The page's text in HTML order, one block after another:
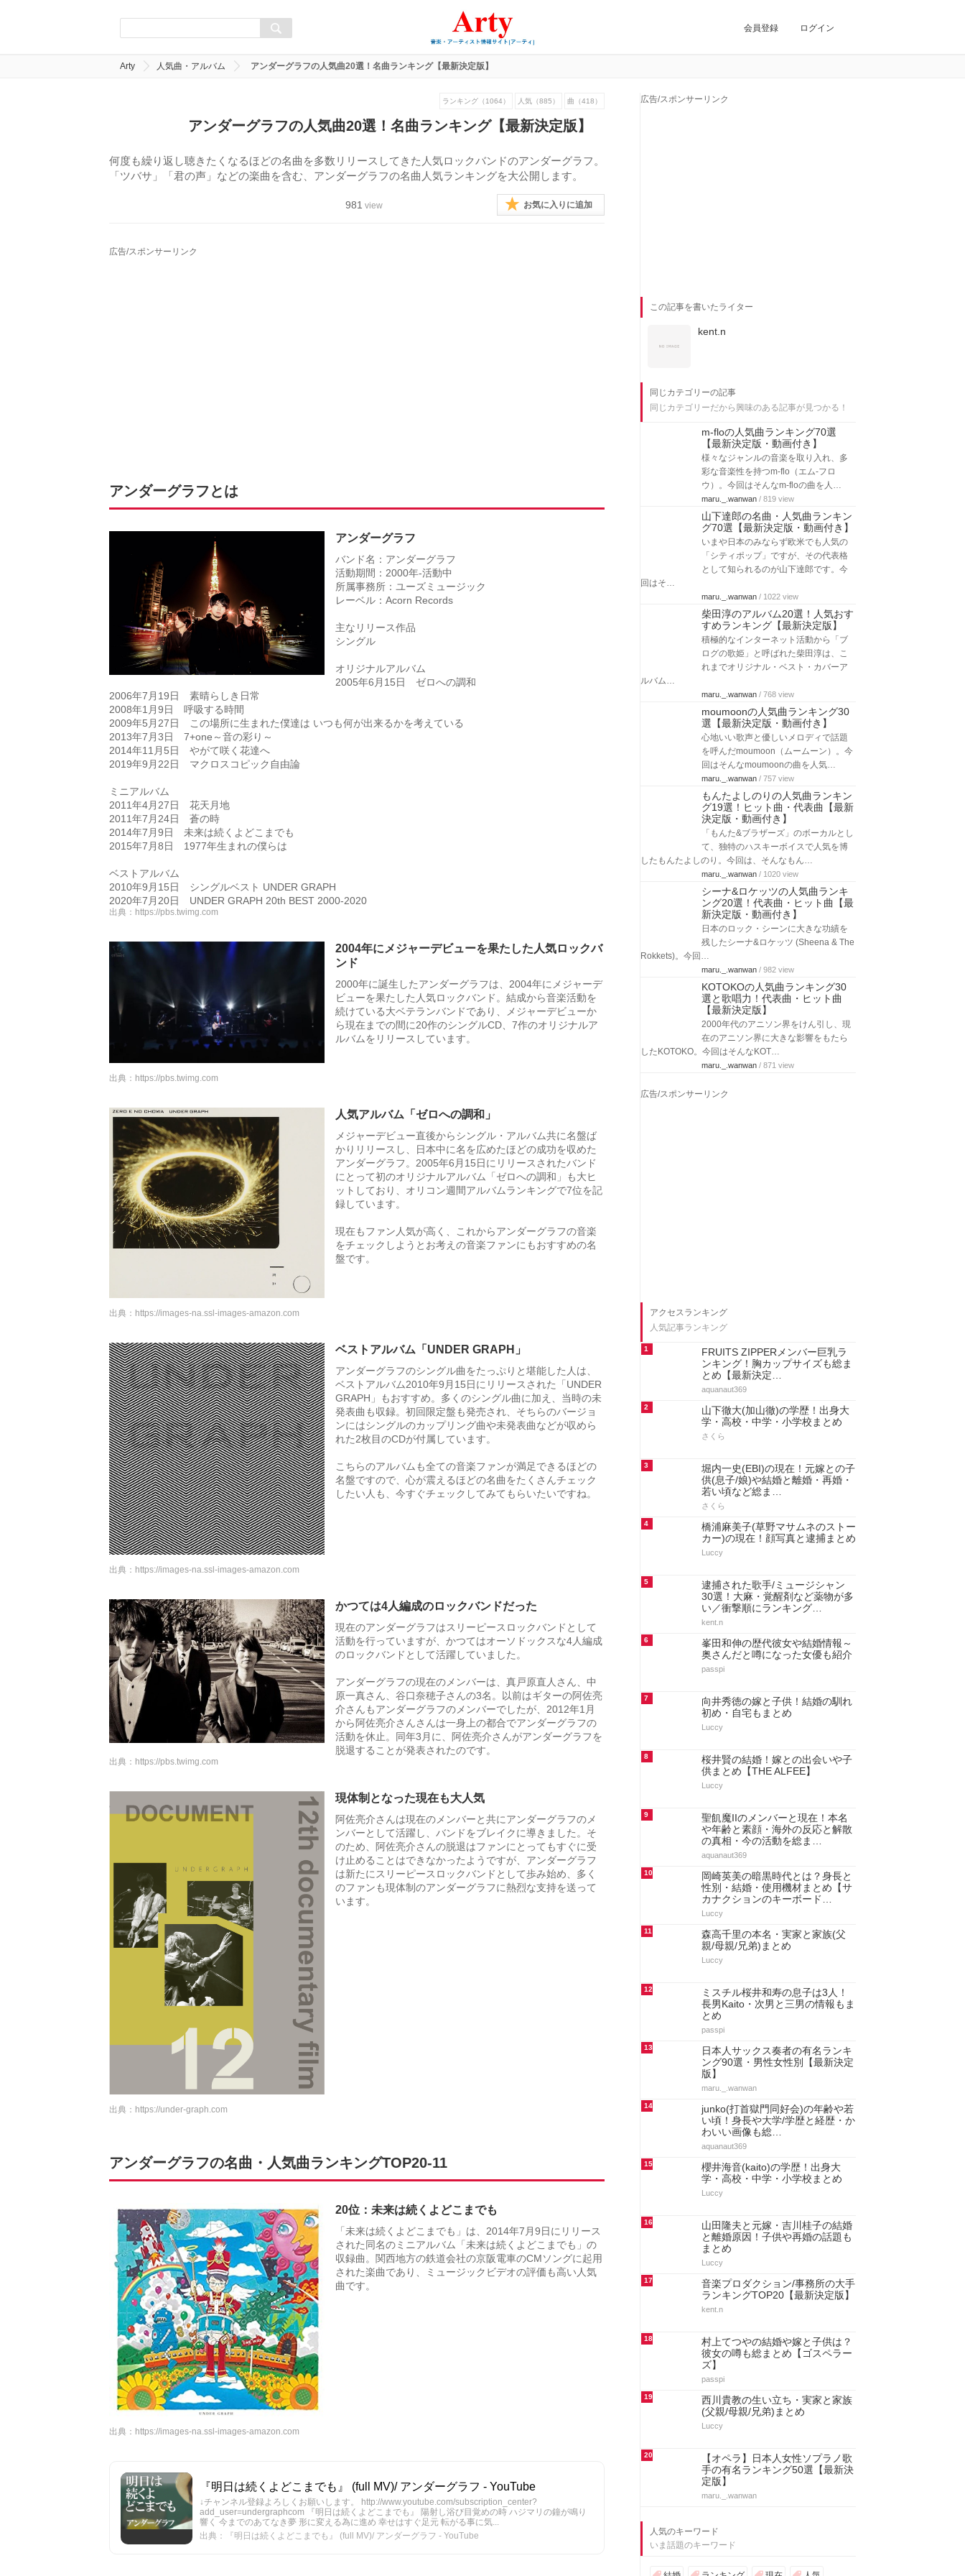
会員登録 ログイン
Arty 人気曲・アルバム アンダーグラフの人気曲20選！名曲ランキング【最新決定版】
ランキング（1064） 人気（885） 曲（418）
アンダーグラフの人気曲20選！名曲ランキング【最新決定版】
何度も繰り返し聴きたくなるほどの名曲を多数リリースしてきた人気ロックバンドのアンダーグラフ。
「ツバサ」「君の声」などの楽曲を含む、アンダーグラフの名曲人気ランキングを大公開します。
981 view お気に入りに追加
広告/スポンサーリンク
アンダーグラフとは
アンダーグラフ
バンド名：アンダーグラフ
活動期間：2000年-活動中
所属事務所：ユーズミュージック
レーベル：Acorn Records
主なリリース作品
シングル
オリジナルアルバム
2005年6月15日 ゼロへの調和
2006年7月19日 素晴らしき日常
2008年1月9日 呼吸する時間
2009年5月27日 この場所に生まれた僕達は いつも何が出来るかを考えている
2013年7月3日 7+one～音の彩り～
2014年11月5日 やがて咲く花達へ
2019年9月22日 マクロスコピック自由論
ミニアルバム
2011年4月27日 花天月地
2011年7月24日 蒼の時
2014年7月9日 未来は続くよどこまでも
2015年7月8日 1977年生まれの僕らは
ベストアルバム
2010年9月15日 シングルベスト UNDER GRAPH
2020年7月20日 UNDER GRAPH 20th BEST 2000-2020
出典： https://pbs.twimg.com
2004年にメジャーデビューを果たした人気ロックバ
ンド
2000年に誕生したアンダーグラフは、2004年にメジャーデ
ビューを果たした人気ロックバンド。結成から音楽活動を
続けている大ベテランバンドであり、メジャーデビューか
ら現在までの間に20作のシングルCD、7作のオリジナルア
ルバムをリリースしています。
出典： https://pbs.twimg.com
人気アルバム「ゼロへの調和」
メジャーデビュー直後からシングル・アルバム共に名盤ば
かりリリースし、日本中に名を広めたほどの成功を収めた
アンダーグラフ。2005年6月15日にリリースされたバンド
にとって初のオリジナルアルバム「ゼロへの調和」も大ヒ
ットしており、オリコン週間アルバムランキングで7位を記
録しています。
現在もファン人気が高く、これからアンダーグラフの音楽
をチェックしようとお考えの音楽ファンにもおすすめの名
盤です。
出典： https://images-na.ssl-images-amazon.com
ベストアルバム「UNDER GRAPH」
アンダーグラフのシングル曲をたっぷりと堪能した人は、
ベストアルバム2010年9月15日にリリースされた「UNDER
GRAPH」もおすすめ。多くのシングル曲に加え、当時の未
発表曲も収録。初回限定盤も発売され、そちらのバージョ
ンにはシングルのカップリング曲や未発表曲などが収めら
れた2枚目のCDが付属しています。
こちらのアルバムも全ての音楽ファンが満足できるほどの
名盤ですので、心が震えるほどの名曲をたくさんチェック
したい人も、今すぐチェックしてみてもらいたいですね。
出典： https://images-na.ssl-images-amazon.com
かつては4人編成のロックバンドだった
現在のアンダーグラフはスリーピースロックバンドとして
活動を行っていますが、かつてはオーソドックスな4人編成
のロックバンドとして活躍していました。
アンダーグラフの現在のメンバーは、真戸原直人さん、中
原一真さん、谷口奈穂子さんの3名。以前はギターの阿佐亮
介さんもアンダーグラフのメンバーでしたが、2012年1月
から阿佐亮介さんさんは一身上の都合でアンダーグラフの
活動を休止。同年3月に、阿佐亮介さんがアンダーグラフを
脱退することが発表されたのです。
出典： https://pbs.twimg.com
現体制となった現在も大人気
阿佐亮介さんは現在のメンバーと共にアンダーグラフのメ
ンバーとして活躍し、バンドをブレイクに導きました。そ
のため、阿佐亮介さんの脱退はファンにとってもすぐに受
け止めることはできなかったようですが、アンダーグラフ
は新たにスリーピースロックバンドとして歩み始め、多く
のファンも現体制のアンダーグラフに熱烈な支持を送って
います。
出典： https://under-graph.com
アンダーグラフの名曲・人気曲ランキングTOP20-11
20位：未来は続くよどこまでも
「未来は続くよどこまでも」は、2014年7月9日にリリース
された同名のミニアルバム「未来は続くよどこまでも」の
収録曲。関西地方の鉄道会社の京阪電車のCMソングに起用
された楽曲であり、ミュージックビデオの評価も高い人気
曲です。
出典： https://images-na.ssl-images-amazon.com
『明日は続くよどこまでも』 (full MV)/ アンダーグラフ - YouTube
↓チャンネル登録よろしくお願いします。 http://www.youtube.com/subscription_center?
add_user=undergraphcom 『明日は続くよどこまでも』 陽射し浴び目覚めの時 ハジマリの鐘が鳴り
響く 今までのあてなき夢 形に変える為に進め 幸せはすぐ足元 転がる事に気...
出典：『明日は続くよどこまでも』 (full MV)/ アンダーグラフ - YouTube
広告/スポンサーリンク
この記事を書いたライター
kent.n
同じカテゴリーの記事
同じカテゴリーだから興味のある記事が見つかる！
m-floの人気曲ランキング70選
【最新決定版・動画付き】
様々なジャンルの音楽を取り入れ、多
彩な音楽性を持つm-flo（エム-フロ
ウ）。今回はそんなm-floの曲を人…
maru._.wanwan / 819 view
山下達郎の名曲・人気曲ランキン
グ70選【最新決定版・動画付き】
いまや日本のみならず欧米でも人気の
「シティポップ」ですが、その代表格
として知られるのが山下達郎です。今
回はそ…
maru._.wanwan / 1022 view
柴田淳のアルバム20選！人気おす
すめランキング【最新決定版】
積極的なインターネット活動から「ブ
ログの歌姫」と呼ばれた柴田淳は、こ
れまでオリジナル・ベスト・カバーア
ルバム…
maru._.wanwan / 768 view
moumoonの人気曲ランキング30
選【最新決定版・動画付き】
心地いい歌声と優しいメロディで話題
を呼んだmoumoon（ムームーン）。今
回はそんなmoumoonの曲を人気…
maru._.wanwan / 757 view
もんたよしのりの人気曲ランキン
グ19選！ヒット曲・代表曲【最新
決定版・動画付き】
「もんた&ブラザーズ」のボーカルとし
て、独特のハスキーボイスで人気を博
したもんたよしのり。今回は、そんなもん…
maru._.wanwan / 1020 view
シーナ&ロケッツの人気曲ランキ
ング20選！代表曲・ヒット曲【最
新決定版・動画付き】
日本のロック・シーンに大きな功績を
残したシーナ&ロケッツ (Sheena & The
Rokkets)。今回…
maru._.wanwan / 982 view
KOTOKOの人気曲ランキング30
選と歌唱力！代表曲・ヒット曲
【最新決定版】
2000年代のアニソン界をけん引し、現
在のアニソン界に大きな影響をもたら
したKOTOKO。今回はそんなKOT…
maru._.wanwan / 871 view
広告/スポンサーリンク
アクセスランキング
人気記事ランキング
1
FRUITS ZIPPERメンバー巨乳ラ
ンキング！胸カップサイズも総ま
とめ【最新決定…
aquanaut369
2
山下徹大(加山徹)の学歴！出身大
学・高校・中学・小学校まとめ
さくら
3
堀内一史(EBI)の現在！元嫁との子
供(息子/娘)や結婚と離婚・再婚・
若い頃など総ま…
さくら
4
橋浦麻美子(草野マサムネのストー
カー)の現在！顔写真と逮捕まとめ
Luccy
5
逮捕された歌手/ミュージシャン
30選！大麻・覚醒剤など薬物が多
い／衝撃順にランキング…
kent.n
6
峯田和伸の歴代彼女や結婚情報～
奥さんだと噂になった女優も紹介
passpi
7
向井秀徳の嫁と子供！結婚の馴れ
初め・自宅もまとめ
Luccy
8
桜井賢の結婚！嫁との出会いや子
供まとめ【THE ALFEE】
Luccy
9
聖飢魔IIのメンバーと現在！本名
や年齢と素顔・海外の反応と解散
の真相・今の活動を総ま…
aquanaut369
10
岡崎英美の暗黒時代とは？身長と
性別・結婚・使用機材まとめ【サ
カナクションのキーボード…
Luccy
11
森高千里の本名・実家と家族(父
親/母親/兄弟)まとめ
Luccy
12
ミスチル桜井和寿の息子は3人！
長男Kaito・次男と三男の情報もま
とめ
passpi
13
日本人サックス奏者の有名ランキ
ング90選・男性女性別【最新決定
版】
maru._.wanwan
14
junko(打首獄門同好会)の年齢や若
い頃！身長や大学/学歴と経歴・か
わいい画像も総…
aquanaut369
15
櫻井海音(kaito)の学歴！出身大
学・高校・中学・小学校まとめ
Luccy
16
山田隆夫と元嫁・吉川桂子の結婚
と離婚原因！子供や再婚の話題も
まとめ
Luccy
17
音楽プロダクション/事務所の大手
ランキングTOP20【最新決定版】
kent.n
18
村上てつやの結婚や嫁と子供は？
彼女の噂も総まとめ【ゴスペラー
ズ】
passpi
19
西川貴教の生い立ち・実家と家族
(父親/母親/兄弟)まとめ
Luccy
20
【オペラ】日本人女性ソプラノ歌
手の有名ランキング50選【最新決
定版】
maru._.wanwan
人気のキーワード
いま話題のキーワード